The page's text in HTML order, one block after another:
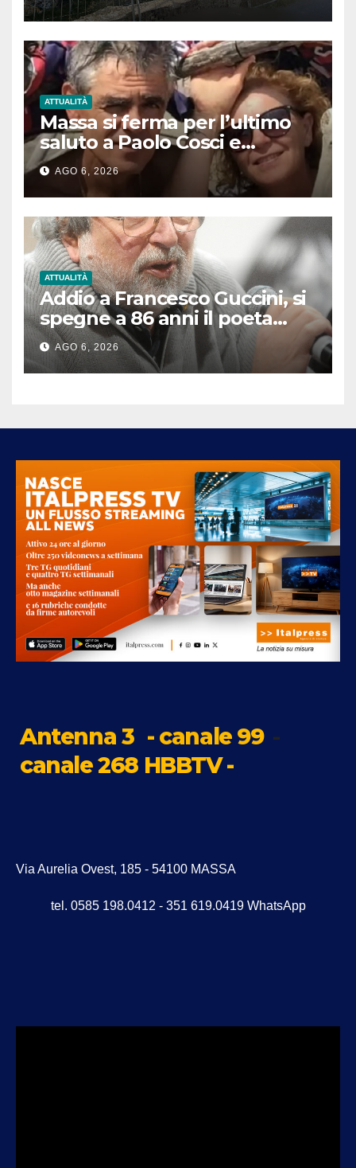
ATTUALITÀ
Massa si ferma per l’ultimo
saluto a Paolo Cosci e
Graziella Baldini: proclamato
il lutto cittadino
AGO 6, 2026
ATTUALITÀ
Addio a Francesco Guccini, si
spegne a 86 anni il poeta
delle emozioni
AGO 6, 2026
Antenna 3 - canale 99 -
canale 268 HBBTV -
Via Aurelia Ovest, 185 - 54100 MASSA
tel. 0585 198.0412 - 351 619.0419 WhatsApp